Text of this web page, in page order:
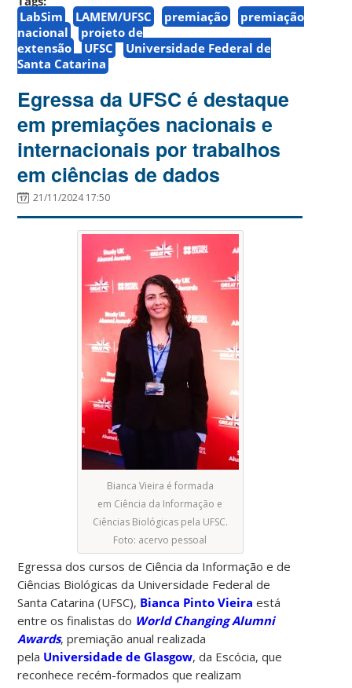
LabSim
LAMEM/UFSC premiação
premiação
nacional
projeto de
extensão
UFSC
Universidade Federal de
Santa Catarina
Egressa da UFSC é destaque
em premiações nacionais e
internacionais por trabalhos
em ciências de dados
21/11/2024 17:50
Bianca Vieira é formada
em Ciência da Informação e
Ciências Biológicas pela UFSC.
Foto: acervo pessoal
Egressa dos cursos de Ciência da Informação e de
Ciências Biológicas da Universidade Federal de
Santa Catarina (UFSC), Bianca Pinto Vieira está
entre os finalistas do World Changing Alumni
Awards, premiação anual realizada
pela Universidade de Glasgow, da Escócia, que
reconhece recém-formados que realizam